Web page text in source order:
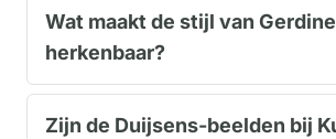
Wat maakt de stijl van
herkenbaar?
Zijn de Duijsens-beelden bij